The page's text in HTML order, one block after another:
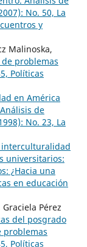
No. 50, La
y
Malinoska,
problemas
Políticas
en América
de
No. 23, La
universitarios:
¿Hacia una
en educación
Pérez
del posgrado
problemas
Políticas